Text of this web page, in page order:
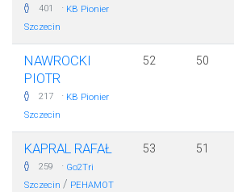
401 · KB Pionier
Szczecin
NAWROCKI
PIOTR
217 · KB Pionier
Szczecin
52 50
KAPRAL RAFAŁ
259 · Go2Tri
Szczecin / PEHAMOT
53 51